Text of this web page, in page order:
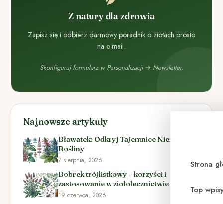
Strona
Top
Z natury dla zdrowia
Zapisz się i odbierz darmowy poradnik o ziołach prosto
na e-mail.
Skonfiguruj formularz w Personalizacji → Newsletter.
Najnowsze artykuły
Bławatek: Odkryj Tajemnice Niezwykłej
Rośliny
7 sierpnia, 2026
Bobrek trójlistkowy – korzyści i
zastosowanie w ziołolecznictwie
19 czerwca, 2026